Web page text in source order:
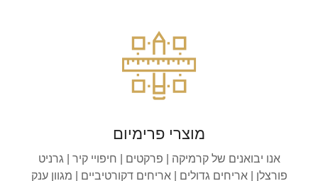
מוצרי פרימיום
אנו יבואנים של קרמיקה | פרקטים | חיפויי קיר | גרניט
פורצלן | אריחים גדולים | אריחים דקורטיביים | מגוון ענק